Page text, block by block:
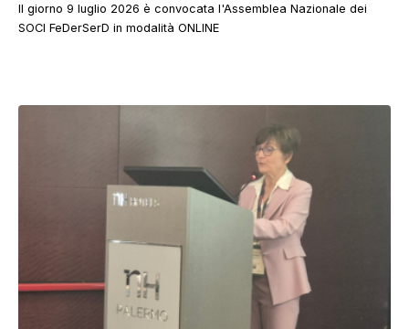
Il giorno 9 luglio 2026 è convocata l'Assemblea Nazionale dei
SOCI FeDerSerD in modalità ONLINE